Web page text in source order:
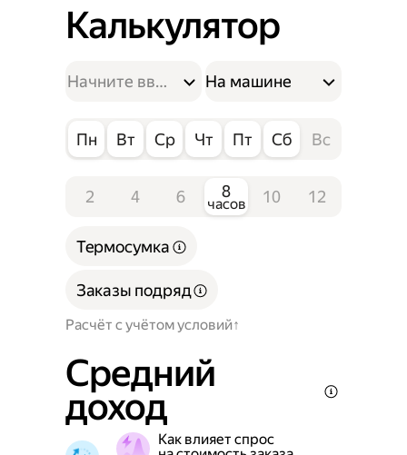
Калькулятор
На машине
Пн Вт Ср Чт Пт Сб Вс
2 4 6 8
часов 10 12
Расчёт с учётом условий
Термосумка
Заказы подряд
Средний
доход
Как влияет спрос